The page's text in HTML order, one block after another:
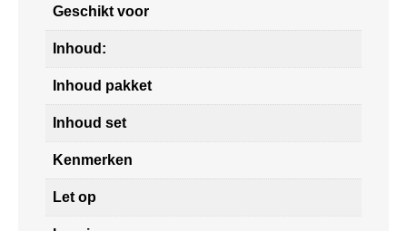
Geschikt voor
Inhoud:
Inhoud pakket
Inhoud set
Kenmerken
Let op